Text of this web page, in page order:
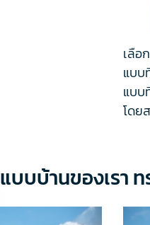
เลือ
แบบ
แบบ
โดย
แบบบ้านของเรา ท